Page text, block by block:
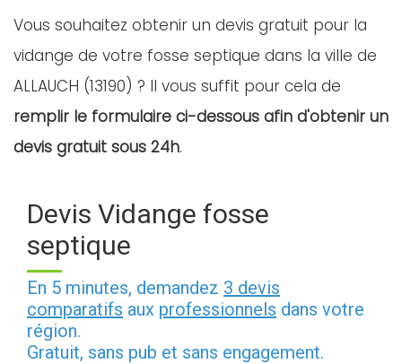
Vous souhaitez obtenir un devis gratuit pour la
vidange de votre fosse septique dans la ville de
ALLAUCH (13190) ? Il vous suffit pour cela de
remplir le formulaire ci-dessous afin d'obtenir un
devis gratuit sous 24h.
Devis Vidange fosse
septique
En 5 minutes, demandez 3 devis
comparatifs aux professionnels dans votre
région.
Gratuit, sans pub et sans engagement.